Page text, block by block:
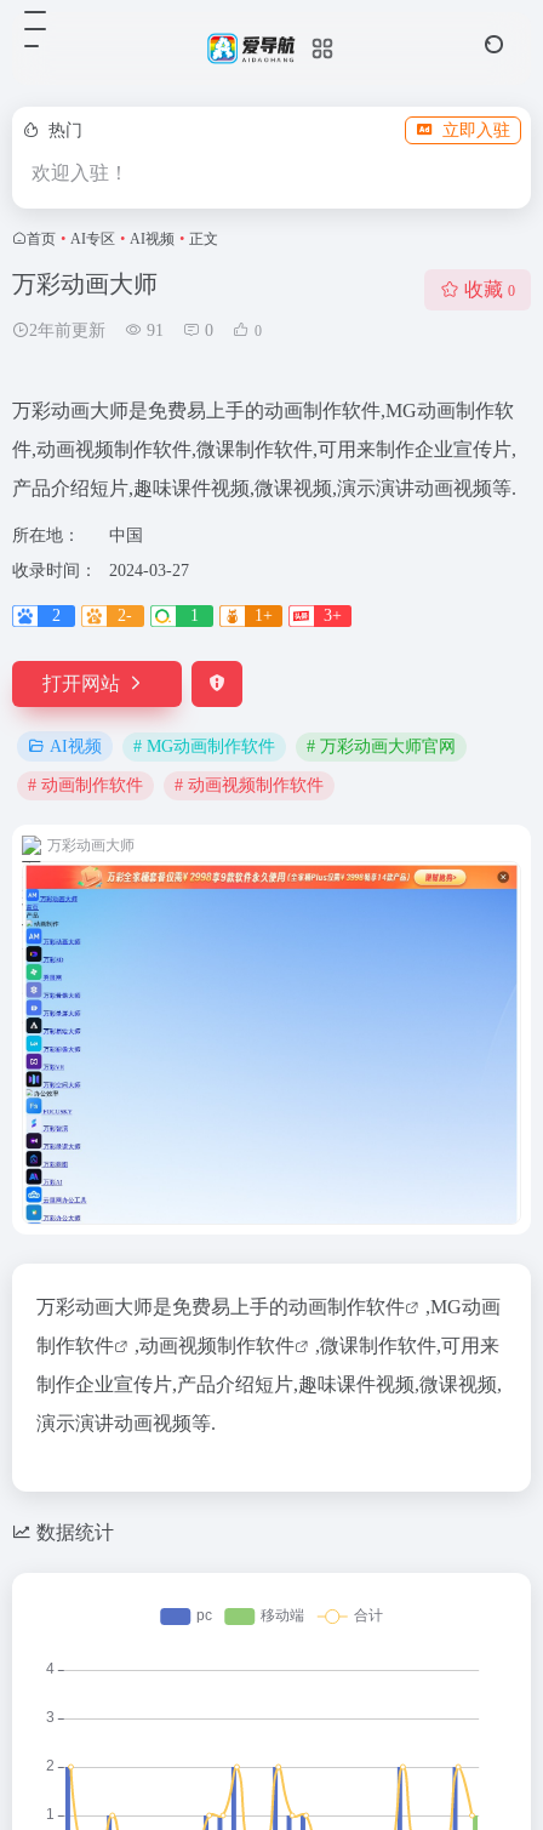
热门 立即入驻
欢迎入驻！
首页 • AI专区 • AI视频 • 正文
万彩动画大师
2年前更新 91 0 0
收藏 0
万彩动画大师是免费易上手的动画制作软件,MG动画制作软
件,动画视频制作软件,微课制作软件,可用来制作企业宣传片,
产品介绍短片,趣味课件视频,微课视频,演示演讲动画视频等.
所在地：
中国
收录时间：
2024-03-27
2 2- 1 1+ 3+
打开网站
AI视频 # MG动画制作软件 # 万彩动画大师官网
# 动画制作软件 # 动画视频制作软件
万彩动画大师
万彩动画大师是免费易上手的动画制作软件 ,MG动画
制作软件
,动画视频制作软件
,微课制作软件,可用来
制作企业宣传片,产品介绍短片,趣味课件视频,微课视频,
演示演讲动画视频等.
数据统计